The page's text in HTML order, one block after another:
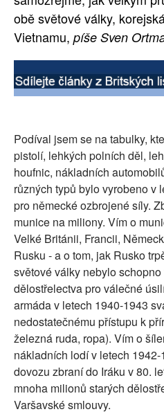
SOCIÁLNÍ SÍTĚ
PLNÁ VERZE STRÁNEK
obě světové války,
Vietnamu, píše Sven
Podíval jsem se na tabulky,
pistolí, lehkých polních děl,
houfnic, nákladních
různých typů bylo vyrobeno v
pro německé ozbrojené síly.
munice na miliony. Vím o
Velké Británii, Francii,
Rusku - a o tom, jak Rusko
světové války nebylo
dělostřelectva pro válečné
armáda v letech 1940-1943
nedostatečnému přístupu k
železná ruda, ropa). Vím o
nákladních lodí v letech
dovozu zbraní do Iráku v 80.
mnoha milionů starých
Varšavské smlouvy.